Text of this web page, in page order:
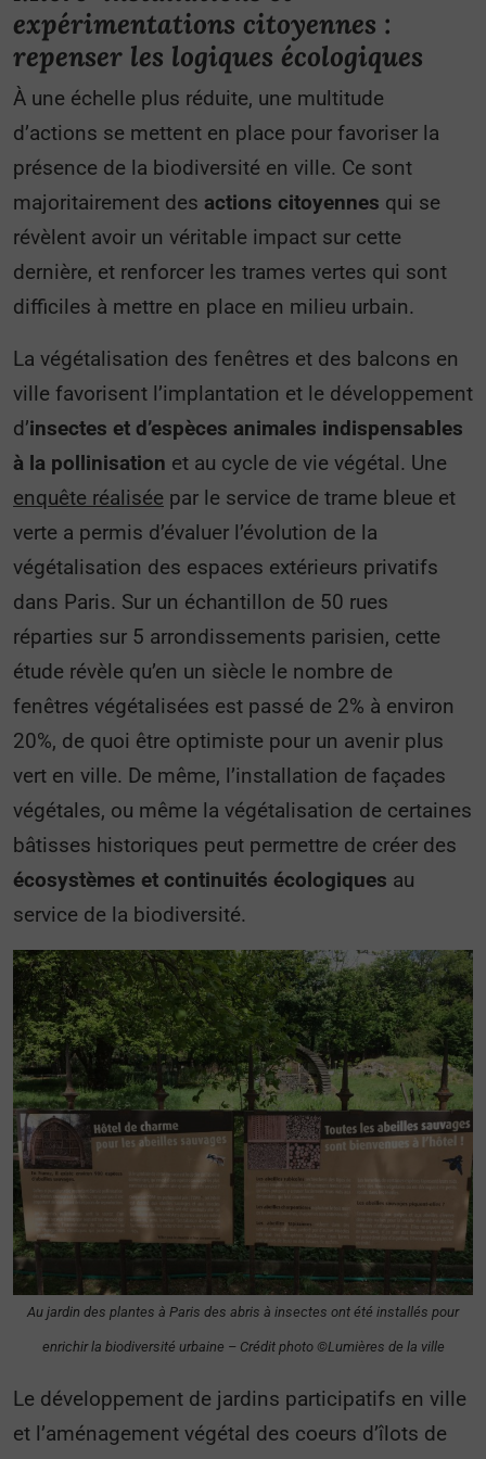
expérimentations citoyennes :
repenser les logiques écologiques
À une échelle plus réduite, une multitude
d’actions se mettent en place pour favoriser la
présence de la biodiversité en ville. Ce sont
majoritairement des actions citoyennes qui se
révèlent avoir un véritable impact sur cette
dernière, et renforcer les trames vertes qui sont
difficiles à mettre en place en milieu urbain.
La végétalisation des fenêtres et des balcons en
ville favorisent l’implantation et le développement
d’insectes et d’espèces animales indispensables
à la pollinisation et au cycle de vie végétal. Une
enquête réalisée par le service de trame bleue et
verte a permis d’évaluer l’évolution de la
végétalisation des espaces extérieurs privatifs
dans Paris. Sur un échantillon de 50 rues
réparties sur 5 arrondissements parisien, cette
étude révèle qu’en un siècle le nombre de
fenêtres végétalisées est passé de 2% à environ
20%, de quoi être optimiste pour un avenir plus
vert en ville. De même, l’installation de façades
végétales, ou même la végétalisation de certaines
bâtisses historiques peut permettre de créer des
écosystèmes et continuités écologiques au
service de la biodiversité.
Au jardin des plantes à Paris des abris à insectes ont été installés pour
enrichir la biodiversité urbaine – Crédit photo ©Lumières de la ville
Le développement de jardins participatifs en ville
et l’aménagement végétal des coeurs d’îlots de